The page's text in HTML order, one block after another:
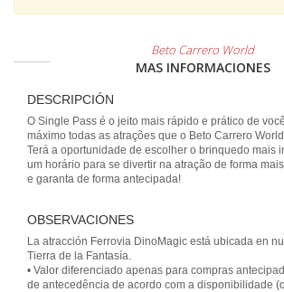
Beto Carrero World
MAS INFORMACIONES
DESCRIPCIÓN
O Single Pass é o jeito mais rápido e prático de
máximo todas as atrações que o Beto Carrero
Terá a oportunidade de escolher o brinquedo mais
um horário para se divertir na atração de forma
e garanta de forma antecipada!
OBSERVACIONES
La atracción Ferrovia DinoMagic está ubicada en
Tierra de la Fantasía.
• Valor diferenciado apenas para compras
de antecedência de acordo com a disponibilidade